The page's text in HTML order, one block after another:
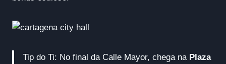
Tip do Ti: No final da Calle Mayor, chega na Plaza